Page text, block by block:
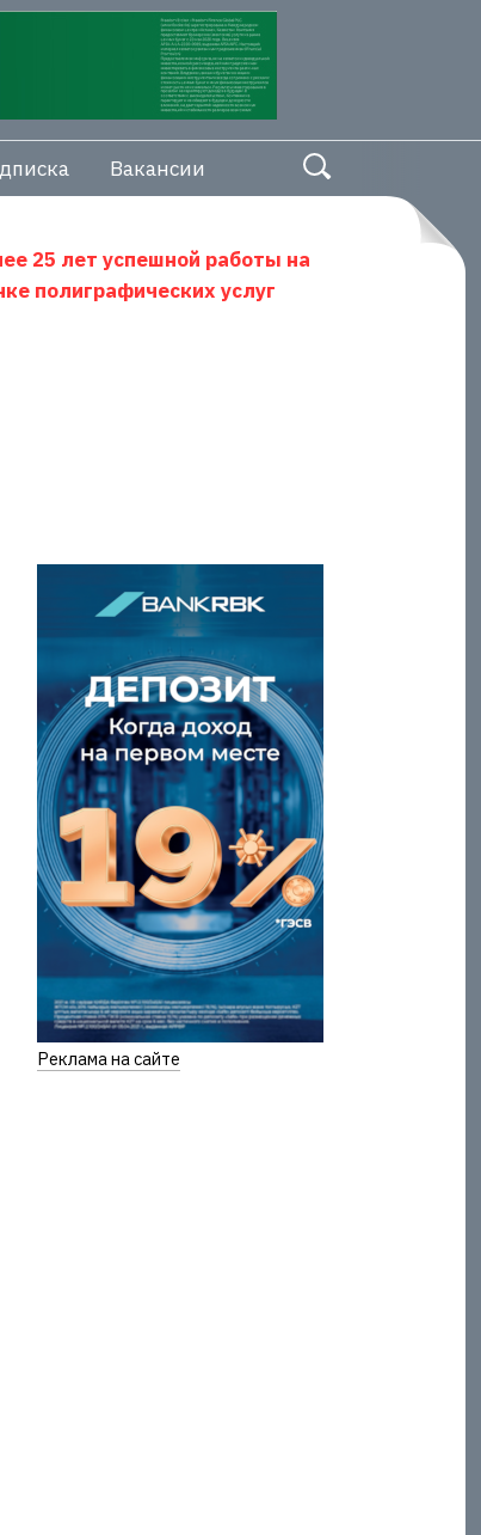
Вакансии
25 лет успешной работы на
полиграфических услуг
Реклама на сайте